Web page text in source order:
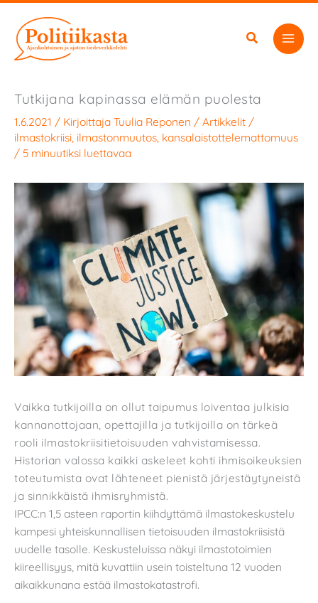
sisältöön
Tutkijana kapinassa elämän puolesta
1.6.2021 / Kirjoittaja Tuulia Reponen / Artikkelit /
ilmastokriisi ilmastonmuutos kansalaistottelemattomuus
/ 5 minuutiksi luettavaa
Vaikka tutkijoilla on ollut taipumus loiventaa julkisia
kannanottojaan, opettajilla ja tutkijoilla on tärkeä
rooli ilmastokriisitietoisuuden vahvistamisessa.
Historian valossa kaikki askeleet kohti ihmisoikeuksien
toteutumista ovat lähteneet pienistä järjestäytyneistä
ja sinnikkäistä ihmisryhmistä.
IPCC:n 1,5 asteen raportin kiihdyttämä ilmastokeskustelu
kampesi yhteiskunnallisen tietoisuuden ilmastokriisistä
uudelle tasolle. Keskusteluissa näkyi ilmastotoimien
kiireellisyys, mitä kuvattiin usein toisteltuna 12 vuoden
aikaikkunana estää ilmastokatastrofi.